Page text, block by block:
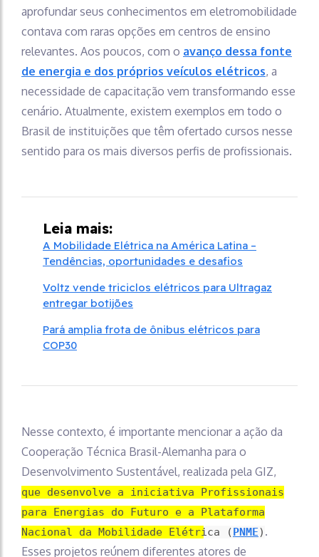
aprofundar seus conhecimentos em eletromobilidade
contava com raras opções em centros de ensino
relevantes. Aos poucos, com o avanço dessa fonte
de energia e dos próprios veículos elétricos, a
necessidade de capacitação vem transformando esse
cenário. Atualmente, existem exemplos em todo o
Brasil de instituições que têm ofertado cursos nesse
sentido para os mais diversos perfis de profissionais.
Leia mais:
A Mobilidade Elétrica na América Latina –
Tendências, oportunidades e desafios
Voltz vende triciclos elétricos para Ultragaz
entregar botijões
Pará amplia frota de ônibus elétricos para
COP30
Nesse contexto, é importante mencionar a ação da
Cooperação Técnica Brasil-Alemanha para o
Desenvolvimento Sustentável, realizada pela GIZ,
que desenvolve a iniciativa Profissionais
para Energias do Futuro e a Plataforma
Nacional da Mobilidade Elétrica (PNME) .
Esses projetos reúnem diferentes atores de